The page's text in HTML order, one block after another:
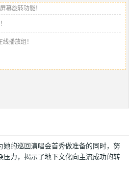
幕旋转功能！
播放组！
她的巡回演唱会首秀做准备的同时，努
压力，揭示了地下文化向主流成功的转